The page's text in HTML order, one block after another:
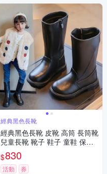
經典黑色長靴
經典黑色長靴 皮靴 高筒 長筒靴
兒童長靴 靴子 鞋子 童鞋 保暖
女童 兒童 大童 橘魔法 現貨【B
B8942】
$830
活動 券